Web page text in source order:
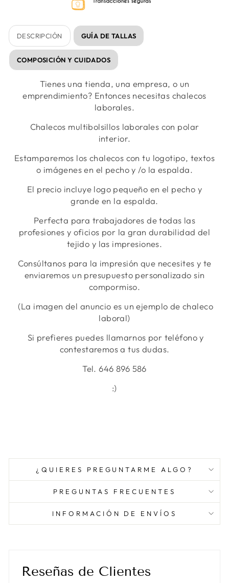
DESCRIPCIÓN GUÍA DE TALLAS
COMPOSICIÓN Y CUIDADOS
Tienes una tienda, una empresa, o un
emprendimiento? Entonces necesitas chalecos
laborales.
Chalecos multibolsillos laborales con polar
interior.
Estamparemos los chalecos con tu logotipo, textos
o imágenes en el pecho y /o la espalda.
El precio incluye logo pequeño en el pecho y
grande en la espalda.
Perfecta para trabajadores de todas las
profesiones y oficios por la gran durabilidad del
tejido y las impresiones.
Consúltanos para la impresión que necesites y te
enviaremos un presupuesto personalizado sin
compormiso.
(La imagen del anuncio es un ejemplo de chaleco
laboral)
Si prefieres puedes llamarnos por teléfono y
contestaremos a tus dudas.
Tel. 646 896 586
:)
¿QUIERES PREGUNTARME ALGO?
PREGUNTAS FRECUENTES
INFORMACIÓN DE ENVÍOS
Reseñas de Clientes